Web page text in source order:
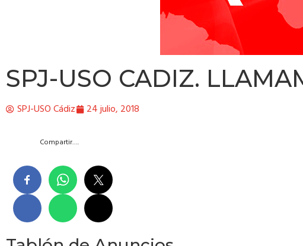
SPJ-USO CADIZ.
SPJ-USO Cádiz 24 julio, 2018
Compartir….